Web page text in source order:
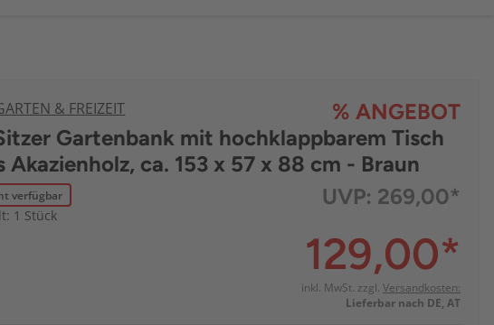
& FREIZEIT
% ANGEBOT
Gartenbank mit hochklappbarem Tisch
Akazienholz, ca. 153 x 57 x 88 cm - Braun
verfügbar
1 Stück
UVP: 269,00*
129,00*
inkl. MwSt. zzgl. Versandkosten:
Lieferbar nach DE, AT